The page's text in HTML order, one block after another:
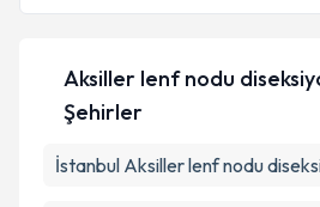
Aksiller lenf nodu
Şehirler
İstanbul Aksiller lenf nodu